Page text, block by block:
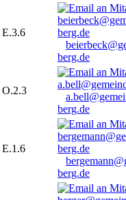
E.3.6
berg.de
O.2.3
berg.de
E.1.6
berg.de